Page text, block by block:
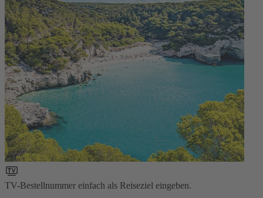
TV-Bestellnummer einfach als Reiseziel eingeben.